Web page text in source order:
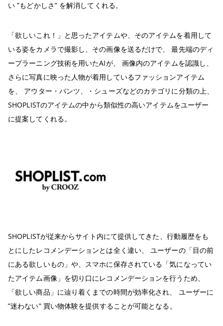
い ”もどかしさ” を解消してくれる。
「欲しいこれ！」と思ったアイテムや、そのアイテムを着用して
いる姿をカメラで撮影し、その画像を送るだけで、 最先端のディ
ープラーニング技術を用いたAIが、 画像内のアイテムを認識し、
さらに写真に映った人物が着用しているファッションアイテム
を、 アウター・パンツ、・シューズなどのカテゴリに分類の上、
SHOPLISTのアイテムの中から類似性の高いアイテムをユーザー
に提案してくれる。
SHOPLISTが従来からサイト内にて提供してきた、行動履歴をも
とにしたレコメンデーションとは全く違い、 ユーザーの「目の前
にある欲しいもの」や、スマホに保存されている「気になってい
たアイテム画像」を切り口にレコメンデーションを行うため、
「欲しい商品」に辿り着くまでの時間が効率化され、 ユーザーに
”迷わない” 買い物体験を提供することが可能となる。